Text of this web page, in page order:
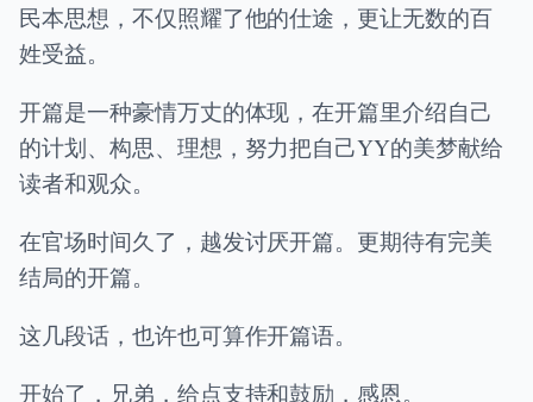
民本思想，不仅照耀了他的仕途，更让无数的百
姓受益。
开篇是一种豪情万丈的体现，在开篇里介绍自己
的计划、构思、理想，努力把自己YY的美梦献给
读者和观众。
在官场时间久了，越发讨厌开篇。更期待有完美
结局的开篇。
这几段话，也许也可算作开篇语。
开始了，兄弟，给点支持和鼓励，感恩。